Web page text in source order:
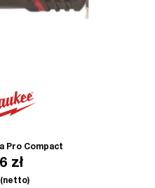
Pro Compact
zł
(netto)